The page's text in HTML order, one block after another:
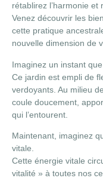
rétablirez l’harmonie
Venez découvrir les
cette pratique
nouvelle dimension de
Imaginez un instant
Ce jardin est empli de
verdoyants. Au milieu
coule doucement,
qui l’entourent.
Maintenant, imaginez
vitale.
Cette énergie vitale
vitalité » à toutes nos